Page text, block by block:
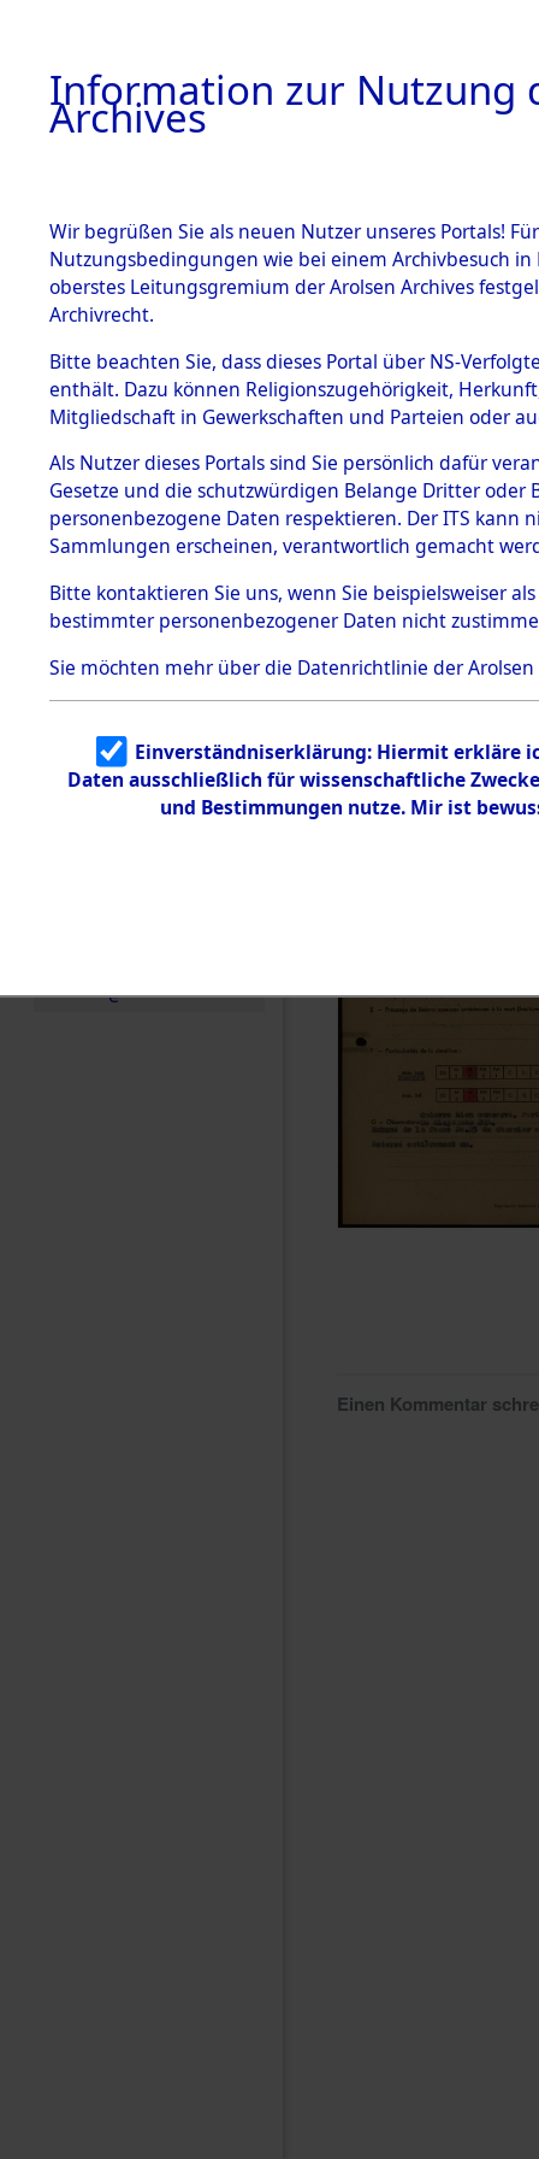
BESTÄNDE
1.
mente
5. Verschiedenes
5.3
Todesmärsche
5.3.1 Alliierte
Erhebungen
zu
Todesmärsch
en
5.3.2
Identifizierun
g
5.3.3
Todesmärsch
e
Einen Kommentar
Information zur Nutzung
Archives
Wir begrüßen Sie als neuen Nutzer unseres Portals!
Nutzungsbedingungen wie bei einem Archivbesuch
oberstes Leitungsgremium der Arolsen Archives
Archivrecht.
Bitte beachten Sie, dass dieses Portal über NS-
enthält. Dazu können Religionszugehörigkeit,
Mitgliedschaft in Gewerkschaften und Parteien oder
Als Nutzer dieses Portals sind Sie persönlich dafür
Gesetze und die schutzwürdigen Belange Dritter
personenbezogene Daten respektieren. Der ITS
Sammlungen erscheinen, verantwortlich gemacht
Bitte kontaktieren Sie uns, wenn Sie beispielsweiser
bestimmter personenbezogener Daten nicht
Sie möchten mehr über die Datenrichtlinie der Arolsen
Einverständniserklärung: Hiermit erkläre
Daten ausschließlich für wissenschaftliche
und Bestimmungen nutze. Mir ist